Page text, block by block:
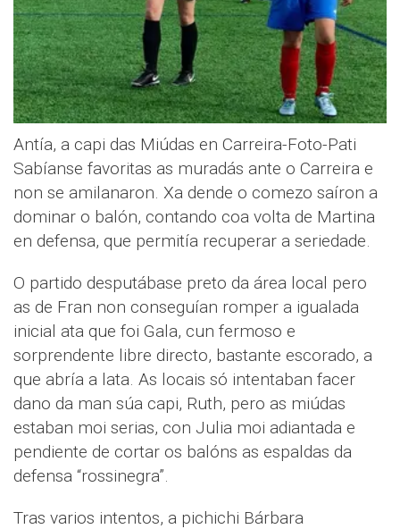
Antía, a capi das Miúdas en Carreira-Foto-Pati
Sabíanse favoritas as muradás ante o Carreira e
non se amilanaron. Xa dende o comezo saíron a
dominar o balón, contando coa volta de Martina
en defensa, que permitía recuperar a seriedade.
O partido desputábase preto da área local pero
as de Fran non conseguían romper a igualada
inicial ata que foi Gala, cun fermoso e
sorprendente libre directo, bastante escorado, a
que abría a lata. As locais só intentaban facer
dano da man súa capi, Ruth, pero as miúdas
estaban moi serias, con Julia moi adiantada e
pendiente de cortar os balóns as espaldas da
defensa “rossinegra”.
Tras varios intentos, a pichichi Bárbara